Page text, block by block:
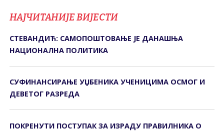
НАЈЧИТАНИЈЕ ВИЈЕСТИ
СТЕВАНДИЋ: САМОПОШТОВАЊЕ ЈЕ ДАНАШЊА
НАЦИОНАЛНА ПОЛИТИКА
СУФИНАНСИРАЊЕ УЏБЕНИКА УЧЕНИЦИМА ОСМОГ И
ДЕВЕТОГ РАЗРЕДА
ПОКРЕНУТИ ПОСТУПАК ЗА ИЗРАДУ ПРАВИЛНИКА О